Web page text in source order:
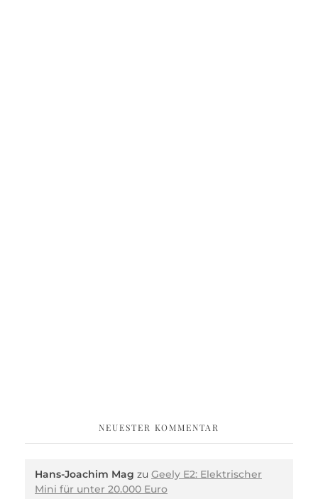
NEUESTER KOMMENTAR
Hans-Joachim Mag zu Geely E2: Elektrischer
Mini für unter 20.000 Euro